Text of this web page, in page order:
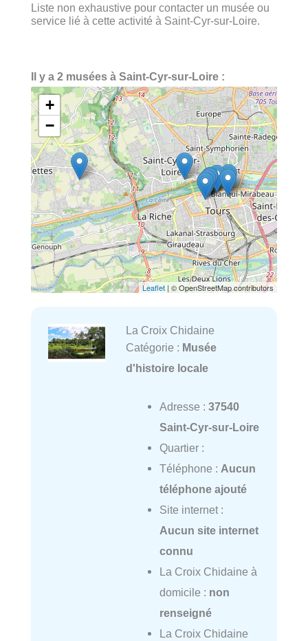
Liste non exhaustive pour contacter un musée ou
service lié à cette activité à Saint-Cyr-sur-Loire.
Il y a 2 musées à Saint-Cyr-sur-Loire :
+
−
Leaflet | © OpenStreetMap contributors
La Croix Chidaine
Catégorie : Musée
d'histoire locale
Adresse : 37540
Saint-Cyr-sur-Loire
Quartier :
Téléphone : Aucun
téléphone ajouté
Site internet :
Aucun site internet
connu
La Croix Chidaine à
domicile : non
renseigné
La Croix Chidaine